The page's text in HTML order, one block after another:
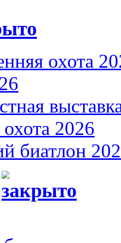
охота
2026
биатлон